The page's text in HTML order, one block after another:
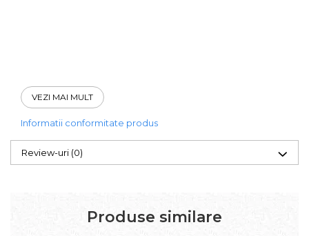
VEZI MAI MULT
Informatii conformitate produs
Review-uri (0)
Produse similare